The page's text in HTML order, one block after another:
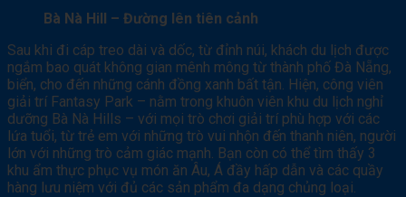
Bà Nà Hill – Đường lên tiên cảnh
Sau khi đi cáp treo dài và dốc, từ đỉnh núi, khách du lịch được
ngắm bao quát không gian mênh mông từ thành phố Đà Nẵng,
biển, cho đến những cánh đồng xanh bất tận. Hiện, công viên
giải trí Fantasy Park – nằm trong khuôn viên khu du lịch nghỉ
dưỡng Bà Nà Hills – với mọi trò chơi giải trí phù hợp với các
lứa tuổi, từ trẻ em với những trò vui nhộn đến thanh niên, người
lớn với những trò cảm giác mạnh. Bạn còn có thể tìm thấy 3
khu ẩm thực phục vụ món ăn Âu, Á đầy hấp dẫn và các quầy
hàng lưu niệm với đủ các sản phẩm đa dạng chủng loại.